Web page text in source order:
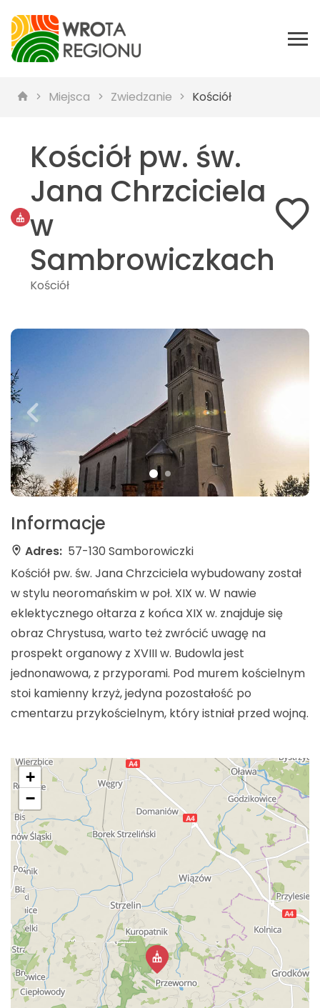
Miejsca Zwiedzanie Kościół
Kościół pw. św.
Jana Chrzciciela
w
Sambrowiczkach
Kościół
Informacje
Adres: 57-130 Samborowiczki
Kościół pw. św. Jana Chrzciciela wybudowany został
w stylu neoromańskim w poł. XIX w. W nawie
eklektycznego ołtarza z końca XIX w. znajduje się
obraz Chrystusa, warto też zwrócić uwagę na
prospekt organowy z XVIII w. Budowla jest
jednonawowa, z przyporami. Pod murem kościelnym
stoi kamienny krzyż, jedyna pozostałość po
cmentarzu przykościelnym, który istniał przed wojną.
+
−